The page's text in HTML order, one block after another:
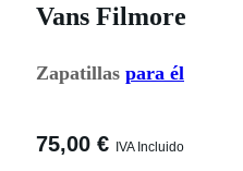
Vans Filmore
Zapatillas para él
75,00 € IVA Incluido